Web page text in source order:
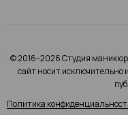
© 2016–2026 Студия
сайт носит исключительно
Политика